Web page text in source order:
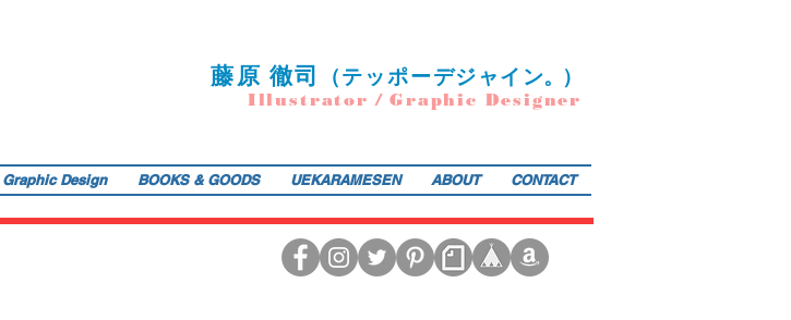
藤原 徹司 （テ ッポーデジャイ ン。）
Illustrator / Graphic Designer
Graphic Design BOOKS & GOODS UEKARAMESEN ABOUT CONTACT